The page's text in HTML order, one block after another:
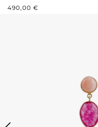
REGULÄRER PREIS:
490,00 €